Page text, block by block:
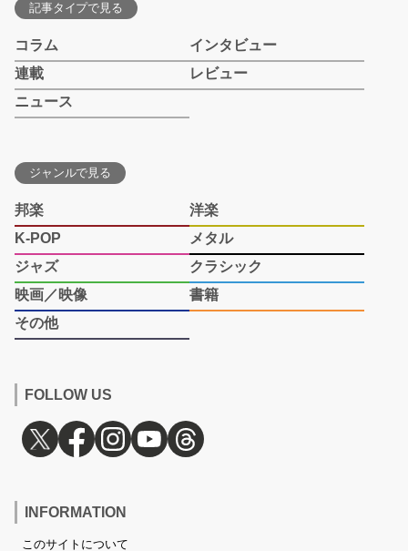
記事タイプで見る
コラム
インタビュー
連載
レビュー
ニュース
ジャンルで見る
邦楽
洋楽
K-POP
メタル
ジャズ
クラシック
映画／映像
書籍
その他
FOLLOW US
INFORMATION
このサイトについて